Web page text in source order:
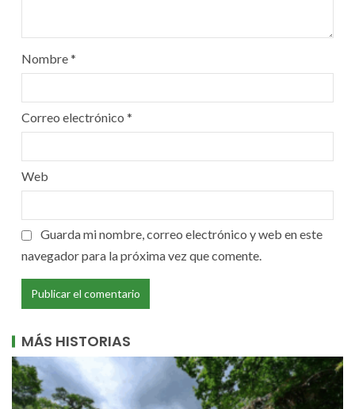
Nombre*
Correo electrónico *
Web
Guarda mi nombre, correo electrónico y web en este
navegador para la próxima vez que comente.
MÁS HISTORIAS